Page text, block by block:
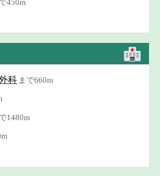
450m
科 まで660m
1480m